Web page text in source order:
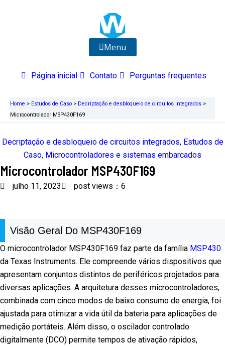
Menu
Página inicial Contato Perguntas frequentes
Home > Estudos de Caso > Decriptação e desbloqueio de circuitos integrados >
Microcontrolador MSP430F169
Decriptação e desbloqueio de circuitos integrados, Estudos de
Caso, Microcontroladores e sistemas embarcados
Microcontrolador MSP430F169
julho 11, 2023 post views：6
Visão Geral Do MSP430F169
O microcontrolador MSP430F169 faz parte da família MSP430
da Texas Instruments. Ele compreende vários dispositivos que
apresentam conjuntos distintos de periféricos projetados para
diversas aplicações. A arquitetura desses microcontroladores,
combinada com cinco modos de baixo consumo de energia, foi
ajustada para otimizar a vida útil da bateria para aplicações de
medição portáteis. Além disso, o oscilador controlado
digitalmente (DCO) permite tempos de ativação rápidos,